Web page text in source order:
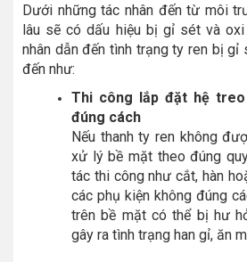
Dưới những tác nhân đến từ môi
lâu sẽ có dấu hiệu bị gỉ sét và
nhân dẫn đến tình trạng ty ren bị gỉ
đến như:
Thi công lắp đặt hệ
đúng cách
Nếu thanh ty ren không
xử lý bề mặt theo đúng
tác thi công như cắt, hàn
các phụ kiện không đúng
trên bề mặt có thể bị hư
gây ra tình trạng han gỉ, ăn